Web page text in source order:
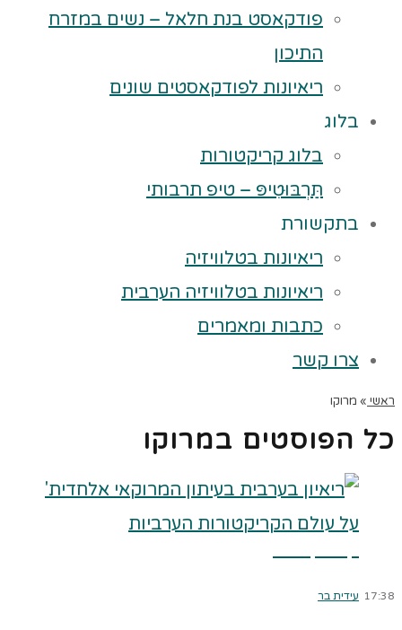
פודקאסט בנת חלאל – נשים במזרח
התיכון
ריאיונות לפודקאסטים שונים
בלוג
בלוג קריקטורות
תַּרְבּוּטִיפּ – טיפ תרבותי
בתקשורת
ריאיונות בטלוויזיה
ריאיונות בטלוויזיה הערבית
כתבות ומאמרים
צרו קשר
ראשי » מרוקו
כל הפוסטים במרוקו
17:38 עידית בר